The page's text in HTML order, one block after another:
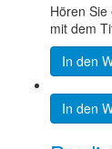
Hören
mit dem
In den
In den